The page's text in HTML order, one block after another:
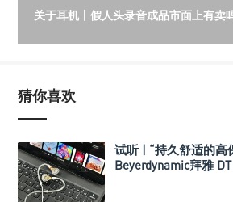
关于耳机丨假人头录音成品市面上有卖
猜你喜欢
试听 | “持久舒适的高
Beyerdynamic拜雅